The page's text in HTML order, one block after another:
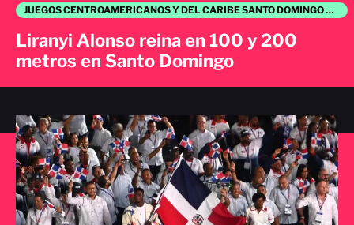
JUEGOS CENTROAMERICANOS Y DEL CARIBE SANTO DOMINGO 2026
Liranyi Alonso reina en 100 y 200
metros en Santo Domingo